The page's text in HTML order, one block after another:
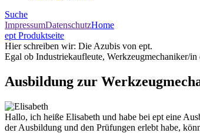
Suche
ImpressumDatenschutzHome
ept Produktseite
Hier schreiben wir: Die Azubis von ept.
Egal ob Industriekaufleute, Werkzeugmechaniker/
Ausbildung zur
Hallo, ich heiße Elisabeth und habe bei ept eine
der Ausbildung und den Prüfungen erlebt habe,